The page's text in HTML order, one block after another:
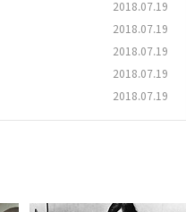
2018.07.19
2018.07.19
2018.07.19
2018.07.19
2018.07.19